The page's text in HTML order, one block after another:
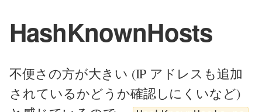
HashKnownHosts
不便さの方が大きい (IP アドレスも追加
されているかどうか確認しにくいなど)